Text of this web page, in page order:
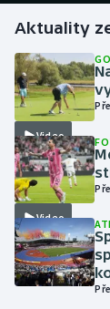
Golf
Gymnastika
Házená
Jezdectví
Judo
Aktuality
Video
Video